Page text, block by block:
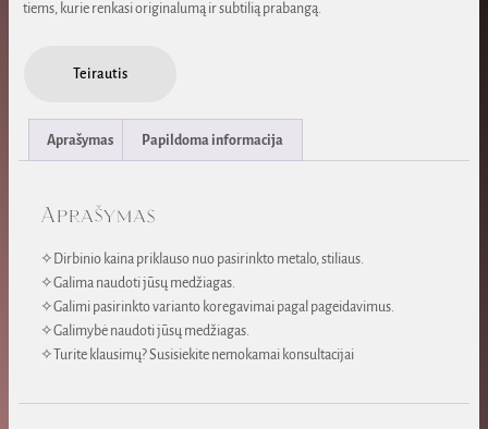
tiems, kurie renkasi originalumą ir subtilią prabangą.
Teirautis
Aprašymas Papildoma informacija
Aprašymas
✧Dirbinio kaina priklauso nuo pasirinkto metalo, stiliaus.
✧Galima naudoti jūsų medžiagas.
✧Galimi pasirinkto varianto koregavimai pagal pageidavimus.
✧Galimybė naudoti jūsų medžiagas.
✧Turite klausimų? Susisiekite nemokamai konsultacijai